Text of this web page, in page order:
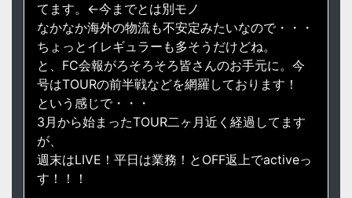
てます。←今までとは別モノ
なかなか海外の物流も不安定みたいなので・・・
ちょっとイレギュラーも多そうだけどね。
と、FC会報がろそろそろ皆さんのお手元に。今
号はTOURの前半戦などを網羅しております！
という感じで・・・
3月から始まったTOUR二ヶ月近く経過してます
が、
週末はLIVE！平日は業務！とOFF返上でactiveっ
す！！！